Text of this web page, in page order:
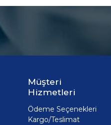
Müşteri
Hizmetleri
Ödeme Seçenekleri
Kargo/Teslimat